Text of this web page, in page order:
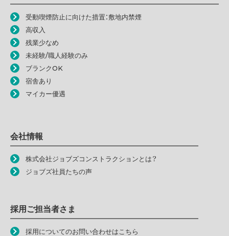
受動喫煙防止に向けた措置：敷地内禁煙
高収入
残業少なめ
未経験/職人経験のみ
ブランクOK
宿舎あり
マイカー優遇
会社情報
株式会社ジョブズコンストラクションとは？
ジョブズ社員たちの声
採用ご担当者さま
採用についてのお問い合わせはこちら